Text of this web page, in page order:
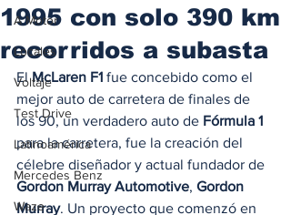
A Motor
Locales
Voltaje
Test Drive
Latinoamérica
Mercedes Benz
Waze
1995 con solo 390 km
recorridos a subasta
El McLaren F1 fue concebido como el
mejor auto de carretera de finales de
los 90, un verdadero auto de Fórmula 1
para la carretera, fue la creación del
célebre diseñador y actual fundador de
Gordon Murray Automotive, Gordon
Murray. Un proyecto que comenzó en